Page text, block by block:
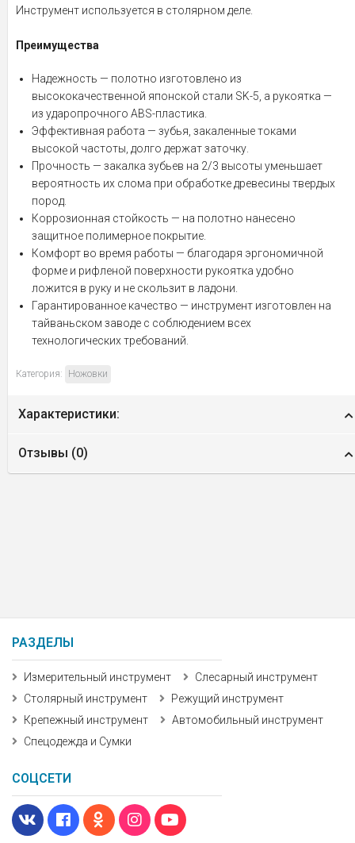
Инструмент используется в столярном деле.
Преимущества
Надежность — полотно изготовлено из
высококачественной японской стали SK-5, а рукоятка —
из ударопрочного ABS-пластика.
Эффективная работа — зубья, закаленные токами
высокой частоты, долго держат заточку.
Прочность — закалка зубьев на 2/3 высоты уменьшает
вероятность их слома при обработке древесины твердых
пород.
Коррозионная стойкость — на полотно нанесено
защитное полимерное покрытие.
Комфорт во время работы — благодаря эргономичной
форме и рифленой поверхности рукоятка удобно
ложится в руку и не скользит в ладони.
Гарантированное качество — инструмент изготовлен на
тайваньском заводе с соблюдением всех
технологических требований.
Категория: Ножовки
Характеристики:
Отзывы (0)
РАЗДЕЛЫ
Измерительный инструмент
Слесарный инструмент
Столярный инструмент
Режущий инструмент
Крепежный инструмент
Автомобильный инструмент
Спецодежда и Сумки
СОЦСЕТИ